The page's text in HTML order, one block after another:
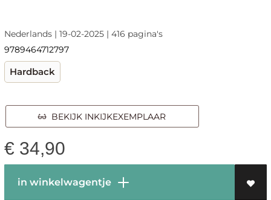
Nederlands | 19-02-2025 | 416 pagina's
9789464712797
Hardback
BEKIJK INKIJKEXEMPLAAR
€ 34,90
in winkelwagentje